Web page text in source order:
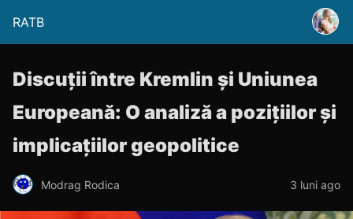
RATB
Discuții între Kremlin și Uniunea
Europeană: O analiză a pozițiilor și
implicațiilor geopolitice
Modrag Rodica 3 luni ago